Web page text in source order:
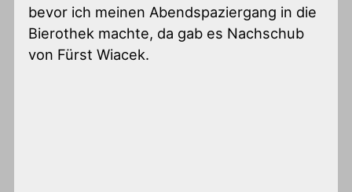
bevor ich meinen Abendspaziergang in die
Bierothek machte, da gab es Nachschub
von Fürst Wiacek.